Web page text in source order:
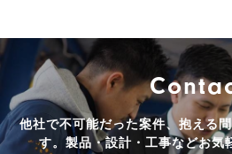
他社で不可能だった案件、抱える
す。 製品・設計・工事などお気